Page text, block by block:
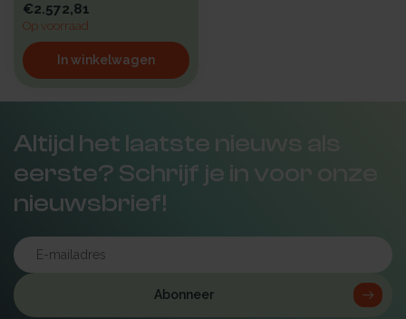
€2.572,81
Op voorraad
In winkelwagen
Altijd het laatste nieuws als
eerste? Schrijf je in voor onze
nieuwsbrief!
Abonneer